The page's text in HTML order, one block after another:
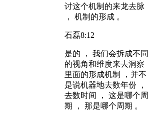
讨这个机制的来龙去脉
， 机制的形成 。
石磊8:12
是的 ， 我们会拆成不同
的视角和维度来去洞察
里面的形成机制 ，并不
是说机器地去数年份 ，
去数时间 ， 这是哪个周
期 ， 那是哪个周期 。